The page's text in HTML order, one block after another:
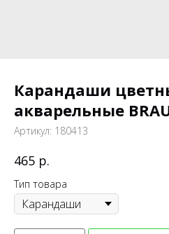
Карандаши
акварельные
Артикул: 180413
465 р.
Тип товара